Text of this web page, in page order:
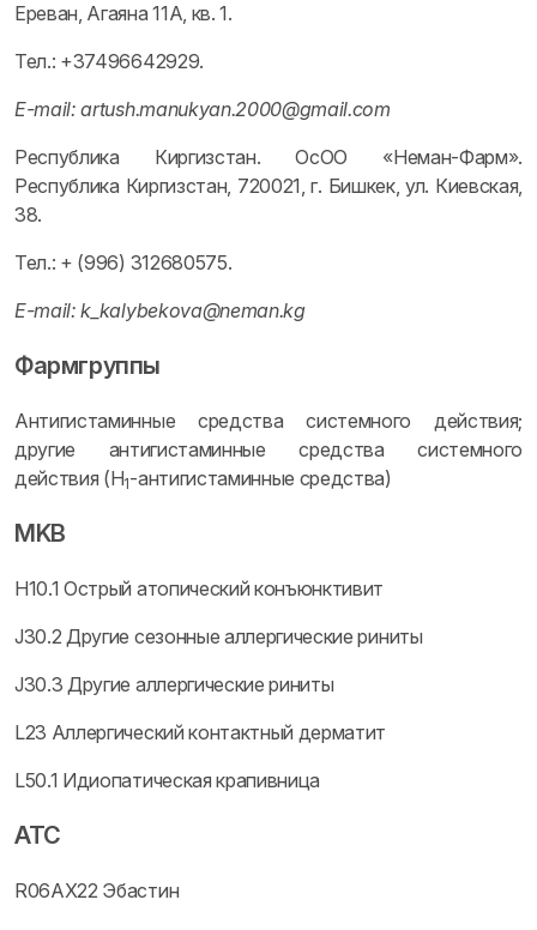
Ереван, Агаяна 11А, кв. 1.
Тел.: +37496642929.
Е-mail: artush.manukyan.2000@gmail.com
Республика Киргизстан. ОсОО «Неман-Фарм».
Республика Киргизстан, 720021, г. Бишкек, ул. Киевская,
38.
Тел.: + (996) 312680575.
Е-mail: k_kalybekova@neman.kg
Фармгруппы
Антигистаминные средства системного действия;
другие антигистаминные средства системного
действия (H1-антигистаминные средства)
MKB
H10.1 Острый атопический конъюнктивит
J30.2 Другие сезонные аллергические риниты
J30.3 Другие аллергические риниты
L23 Аллергический контактный дерматит
L50.1 Идиопатическая крапивница
ATC
R06AX22 Эбастин